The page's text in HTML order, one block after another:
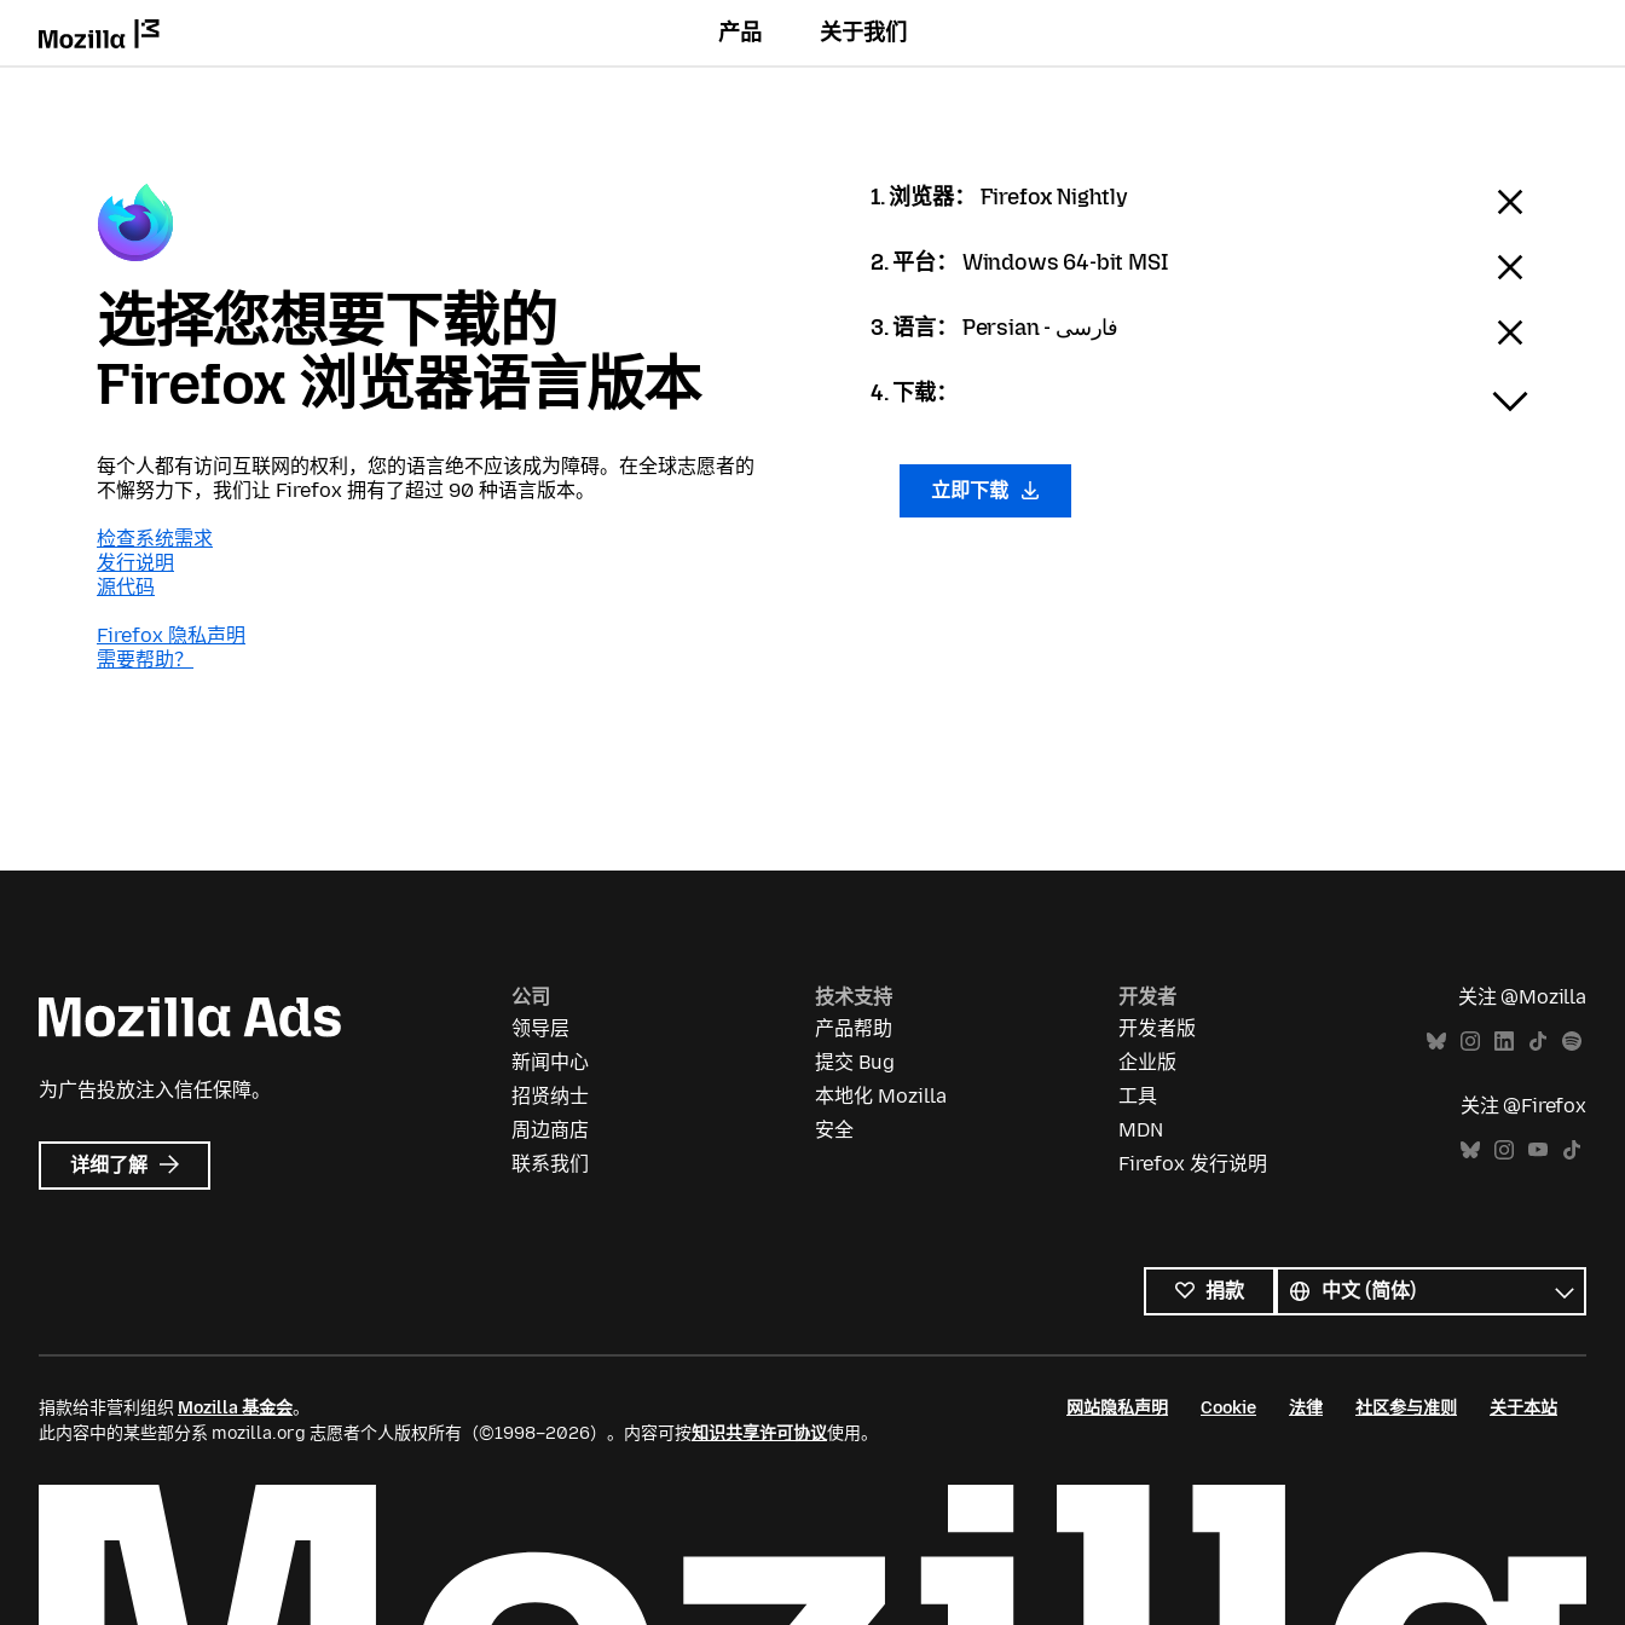
产品 关于我们
选择您想要下载的
Firefox 浏览器语言版本
每个人都有访问互联网的权利，您的语言绝不应该成为障碍。在全球志愿者的
不懈努力下，我们让 Firefox 拥有了超过 90 种语言版本。
检查系统需求
发行说明
源代码
Firefox 隐私声明
需要帮助？
1. 浏览器： Firefox Nightly
2. 平台： Windows 64-bit MSI
3. 语言： Persian - فارسی
4. 下载：
立即下载
为广告投放注入信任保障。
详细了解 Mozilla
广
公司
领导层
新闻中心
招贤纳士
周边商店
联系我们
技术支持
产品帮助
提交 Bug
本地化 Mozilla
安全
开发者
开发者版
企业版
工具
MDN
Firefox 发行说明
关注 @Mozilla
关注 @Firefox
捐款
有
语
言
语
言
捐款给非营利组织 Mozilla 基金会。
此内容中的某些部分系 mozilla.org 志愿者个人版权所有（©1998–2026）。内容可按知识共享许可协议使用。
网站隐私声明 Cookie 法律 社区参与准则 关于本站